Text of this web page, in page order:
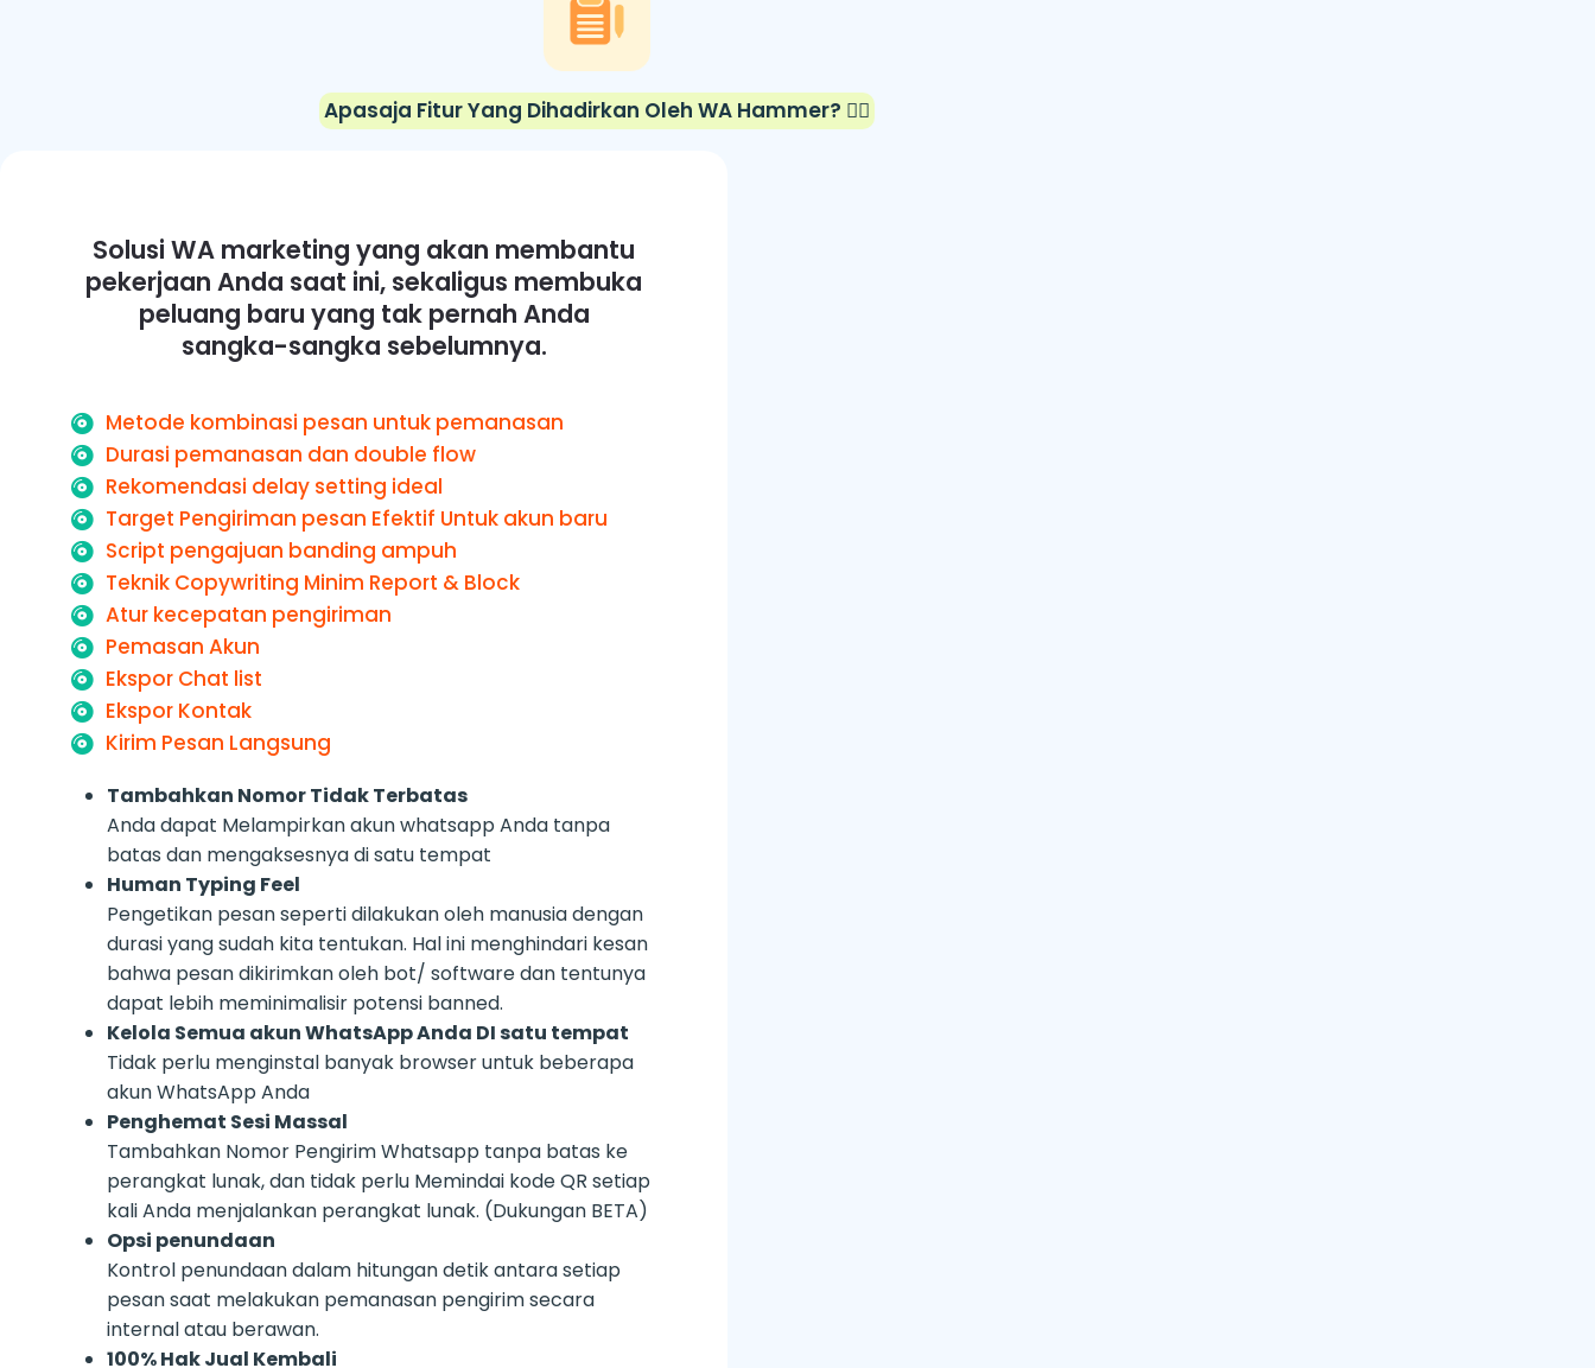
Apasaja Fitur Yang Dihadirkan Oleh WA Hammer? 👇🏻
Solusi WA marketing yang akan membantu
pekerjaan Anda saat ini, sekaligus membuka
peluang baru yang tak pernah Anda
sangka-sangka sebelumnya.
Metode kombinasi pesan untuk pemanasan
Durasi pemanasan dan double flow
Rekomendasi delay setting ideal
Target Pengiriman pesan Efektif Untuk akun baru
Script pengajuan banding ampuh
Teknik Copywriting Minim Report & Block
Atur kecepatan pengiriman
Pemasan Akun
Ekspor Chat list
Ekspor Kontak
Kirim Pesan Langsung
Tambahkan Nomor Tidak Terbatas
Anda dapat Melampirkan akun whatsapp Anda tanpa
batas dan mengaksesnya di satu tempat
Human Typing Feel
Pengetikan pesan seperti dilakukan oleh manusia dengan
durasi yang sudah kita tentukan. Hal ini menghindari kesan
bahwa pesan dikirimkan oleh bot/ software dan tentunya
dapat lebih meminimalisir potensi banned.
Kelola Semua akun WhatsApp Anda DI satu tempat
Tidak perlu menginstal banyak browser untuk beberapa
akun WhatsApp Anda
Penghemat Sesi Massal
Tambahkan Nomor Pengirim Whatsapp tanpa batas ke
perangkat lunak, dan tidak perlu Memindai kode QR setiap
kali Anda menjalankan perangkat lunak. (Dukungan BETA)
Opsi penundaan
Kontrol penundaan dalam hitungan detik antara setiap
pesan saat melakukan pemanasan pengirim secara
internal atau berawan.
100% Hak Jual Kembali